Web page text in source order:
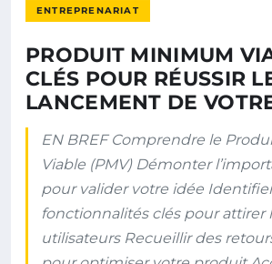
ENTREPRENARIAT
PRODUIT MINIMUM
CLÉS POUR RÉUSSIR
LANCEMENT DE
EN BREF Comprendre le
Viable (PMV) Démonter
pour valider votre idée
fonctionnalités clés pour attirer
utilisateurs Recueillir des